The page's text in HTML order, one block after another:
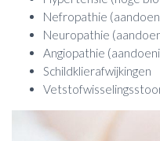
Nefropathie
Neuropathie
Angiopathie
Schildklierafwijkingen